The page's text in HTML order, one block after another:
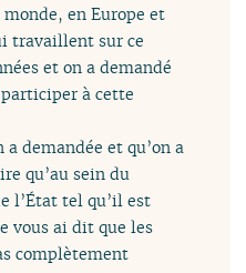
en Europe et
travaillent sur ce
et on a demandé
à cette
a demandée et qu’on a
qu’au sein du
l’État tel qu’il est
vous ai dit que les
complètement